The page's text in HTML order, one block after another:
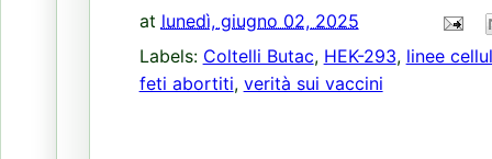
at lunedì, giugno 02, 2025
Labels: Coltelli Butac, HEK-293, linee
feti abortiti, verità sui vaccini